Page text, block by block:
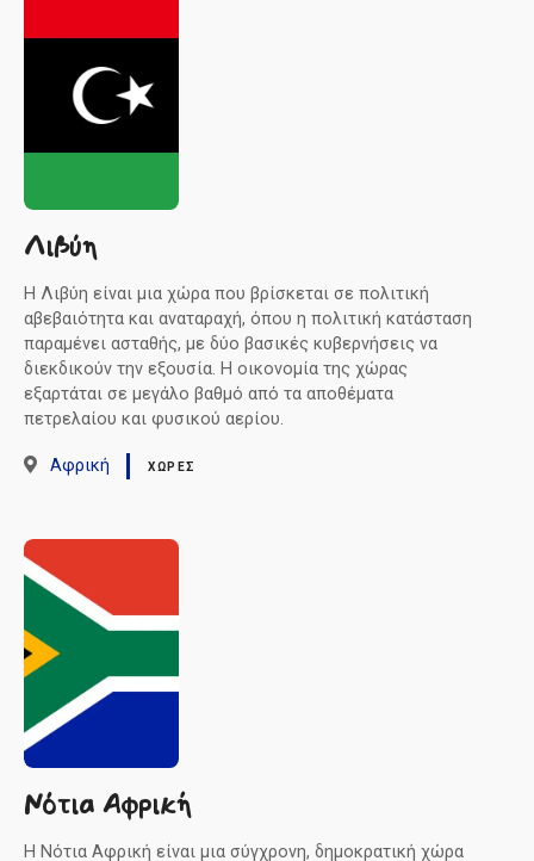
Λιβύη
Η Λιβύη είναι μια χώρα που βρίσκεται σε πολιτική
αβεβαιότητα και αναταραχή, όπου η πολιτική κατάσταση
παραμένει ασταθής, με δύο βασικές κυβερνήσεις να
διεκδικούν την εξουσία. Η οικονομία της χώρας
εξαρτάται σε μεγάλο βαθμό από τα αποθέματα
πετρελαίου και φυσικού αερίου.
Αφρική ΧΏΡΕΣ
Νότια Αφρική
Η Νότια Αφρική είναι μια σύγχρονη, δημοκρατική χώρα